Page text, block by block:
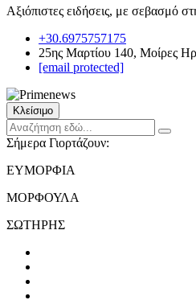
Αξιόπιστες ειδήσεις, με σεβασμό
+30.6975757175
25ης Μαρτίου 140, Μοίρες
[email protected]
Κλείσιμο
Σήμερα Γιορτάζουν:
ΕΥΜΟΡΦΙΑ
ΜΟΡΦΟΥΛΑ
ΣΩΤΗΡΗΣ